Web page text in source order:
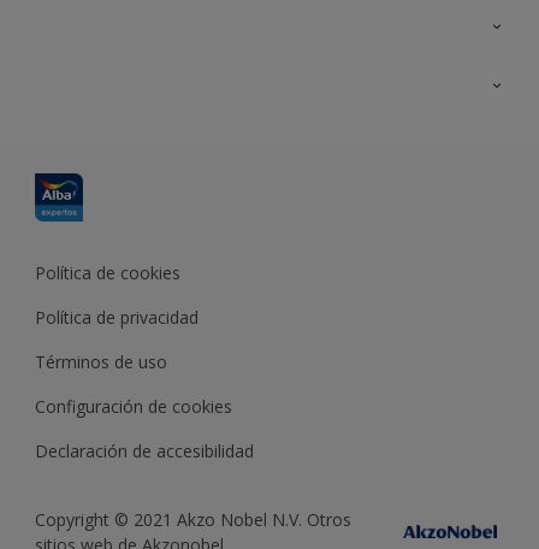
Política de cookies
Política de privacidad
Términos de uso
Configuración de cookies
Declaración de accesibilidad
Copyright © 2021 Akzo Nobel N.V. Otros
sitios web de Akzonobel